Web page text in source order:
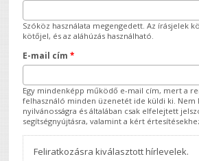
Szóköz használata megengedett. Az írásjelek
kötőjel, és az aláhúzás használható.
E-mail cím*
Egy mindenképp működő e-mail cím, mert a
felhasználó minden üzenetét ide küldi ki. Nem
nyilvánosságra és általában csak elfelejtett
segítségnyújtásra, valamint a kért
Feliratkozásra kiválasztott hírlevelek.